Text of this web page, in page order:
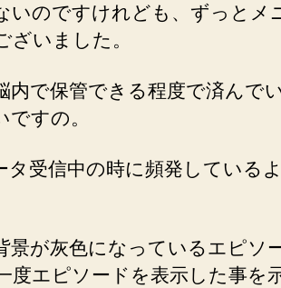
いのですけれども、ずっとメ
ざいました。
内で保管できる程度で済んで
すの。
タ受信中の時に頻発している
景が灰色になっているエピソ
度エピソードを表示した事を